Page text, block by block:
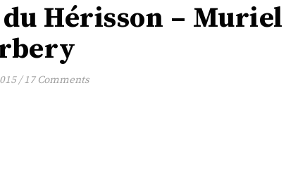
du Hérisson – Muriel
/17 Comments